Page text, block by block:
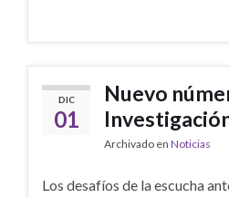
DIC
01
Nuevo
Archivado en Noticias
Los desafíos de la escucha